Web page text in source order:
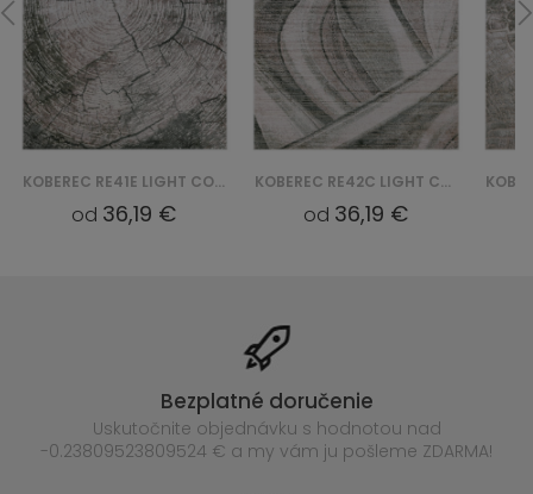
KOBEREC RE41E LIGHT COMO YAT - BEŻOWY
od 36,19 €
KOBEREC RE42C LIGHT COMO YAT - BEŻOWY
od 36,19 €
Bezplatné doručenie
Uskutočnite objednávku s hodnotou nad
-0.23809523809524 € a my vám ju pošleme ZDARMA!